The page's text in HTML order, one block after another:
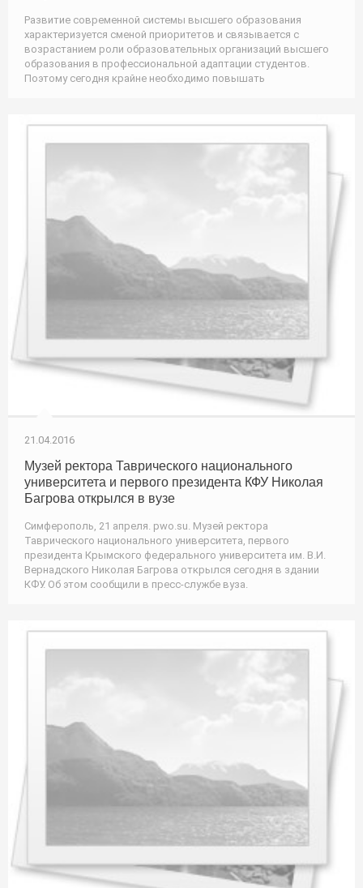
Развитие современной системы высшего образования
характеризуется сменой приоритетов и связывается с
возрастанием роли образовательных организаций высшего
образования в профессиональной адаптации студентов.
Поэтому сегодня крайне необходимо повышать
21.04.2016
Музей ректора Таврического национального
университета и первого президента КФУ Николая
Багрова открылся в вузе
Симферополь, 21 апреля. pwo.su. Музей ректора
Таврического национального университета, первого
президента Крымского федерального университета им. В.И.
Вернадского Николая Багрова открылся сегодня в здании
КФУ. Об этом сообщили в пресс-службе вуза.